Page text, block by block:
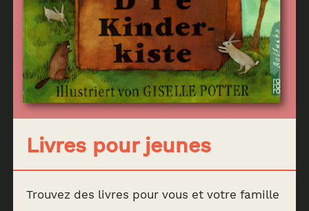
Livres pour jeunes
Trouvez des livres pour vous et votre famille